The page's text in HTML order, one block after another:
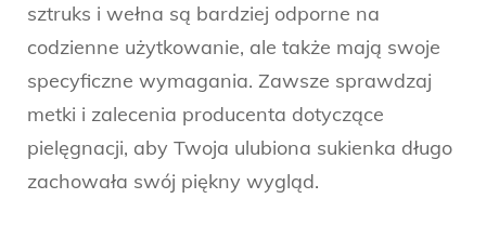
sztruks i wełna są bardziej odporne na
codzienne użytkowanie, ale także mają swoje
specyficzne wymagania. Zawsze sprawdzaj
metki i zalecenia producenta dotyczące
pielęgnacji, aby Twoja ulubiona sukienka długo
zachowała swój piękny wygląd.